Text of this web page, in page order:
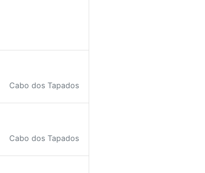
Cabo dos Tapados
Cabo dos Tapados